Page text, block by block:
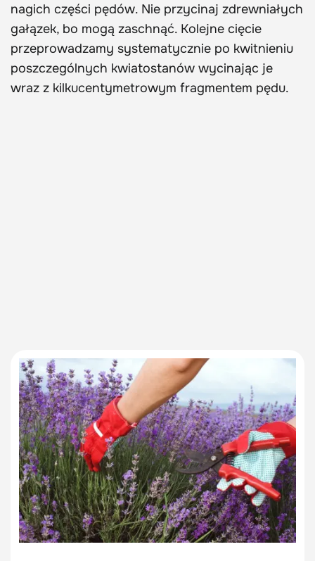
nagich części pędów. Nie przycinaj zdrewniałych
gałązek, bo mogą zaschnąć. Kolejne cięcie
przeprowadzamy systematycznie po kwitnieniu
poszczególnych kwiatostanów wycinając je
wraz z kilkucentymetrowym fragmentem pędu.